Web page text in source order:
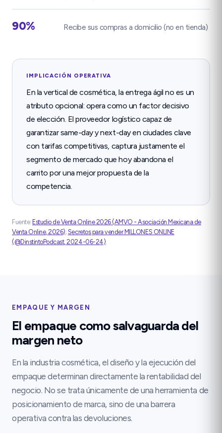
90% Recibe sus compras a domicilio (no en tienda)
IMPLICACIÓN OPERATIVA
En la vertical de cosmética, la entrega ágil no es un
atributo opcional: opera como un factor decisivo
de elección. El proveedor logístico capaz de
garantizar same-day y next-day en ciudades clave
con tarifas competitivas, captura justamente el
segmento de mercado que hoy abandona el
carrito por una mejor propuesta de la
competencia.
Fuente: Estudio de Venta Online 2026(AMVO - Asociación Mexicana de
Venta Online,2026); Secretos para vender MILLONES ONLINE
(@DinstintoPodcast,2024-06-24)
EMPAQUE Y MARGEN
El empaque como salvaguarda del
margen neto
En la industria cosmética, el diseño y la ejecución del
empaque determinan directamente la rentabilidad del
negocio. No se trata únicamente de una herramienta de
posicionamiento de marca, sino de una barrera
operativa contra las devoluciones.